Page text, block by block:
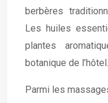
berbères
Les huiles
plantes
botanique de l’hôtel.
Parmi les